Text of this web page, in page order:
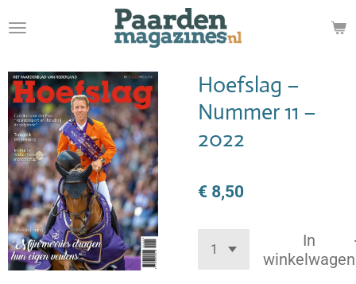
direct
de
hoofdinhoud
Hoefslag –
Nummer 11 –
2022
€ 8,50
In
winkelwagen